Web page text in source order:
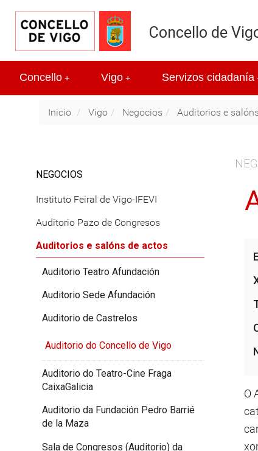
Concello de
+
Concello +
Vigo Servizos cidadanía
Inicio Vigo Negocios Auditorios e
O
NEGOCIOS
Instituto Feiral de Vigo-IFEVI
Auditorio Pazo de Congresos
Auditorios e salóns de actos
Auditorio Teatro Afundación
Auditorio Sede Afundación
Auditorio de Castrelos
Auditorio do Concello de Vigo
Auditorio do Teatro-Cine Fraga
CaixaGalicia
Auditorio da Fundación Pedro Barrié
de la Maza
Sala de Congresos (Auditorio) da